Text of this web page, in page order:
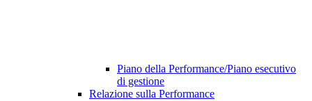
Piano della Performance/Piano esecutivo
di gestione
Relazione sulla Performance